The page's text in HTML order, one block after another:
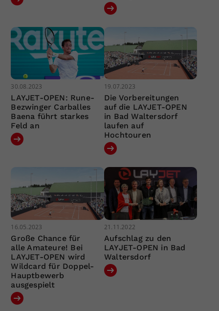
30.08.2023
LAYJET-OPEN: Rune-
Bezwinger Carballes
Baena führt starkes
Feld an
19.07.2023
Die Vorbereitungen
auf die LAYJET-OPEN
in Bad Waltersdorf
laufen auf
Hochtouren
16.05.2023
Große Chance für
alle Amateure! Bei
LAYJET-OPEN wird
Wildcard für Doppel-
Hauptbewerb
ausgespielt
21.11.2022
Aufschlag zu den
LAYJET-OPEN in Bad
Waltersdorf